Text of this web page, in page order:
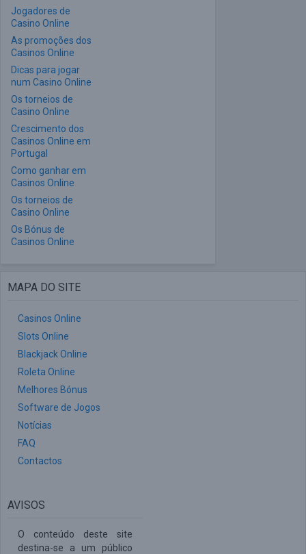
Jogadores de
Casino Online
As promoções dos
Casinos Online
Dicas para jogar
num Casino Online
Os torneios de
Casino Online
Crescimento dos
Casinos Online em
Portugal
Como ganhar em
Casinos Online
Os torneios de
Casino Online
Os Bónus de
Casinos Online
MAPA DO SITE
Casinos Online
Slots Online
Blackjack Online
Roleta Online
Melhores Bónus
Software de Jogos
Notícias
FAQ
Contactos
AVISOS
O conteúdo deste site
destina-se a um público